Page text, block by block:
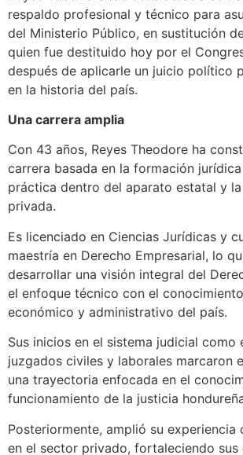
respaldo profesional y técnico para
del Ministerio Público, en sustitución
quien fue destituido hoy por el
después de aplicarle un juicio político
en la historia del país.
Una carrera amplia
Con 43 años, Reyes Theodore ha
carrera basada en la formación
práctica dentro del aparato estatal y la
privada.
Es licenciado en Ciencias Jurídicas y
maestría en Derecho Empresarial, lo
desarrollar una visión integral del
el enfoque técnico con el
económico y administrativo del país.
Sus inicios en el sistema judicial como
juzgados civiles y laborales marcaron
una trayectoria enfocada en el
funcionamiento de la justicia
Posteriormente, amplió su
en el sector privado, fortaleciendo sus